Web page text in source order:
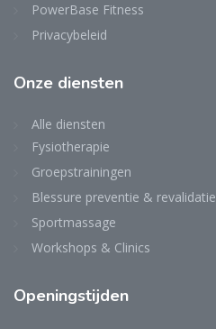
PowerBase Fitness
Privacybeleid
Onze diensten
Alle diensten
Fysiotherapie
Groepstrainingen
Blessure preventie & revalidatie
Sportmassage
Workshops & Clinics
Openingstijden